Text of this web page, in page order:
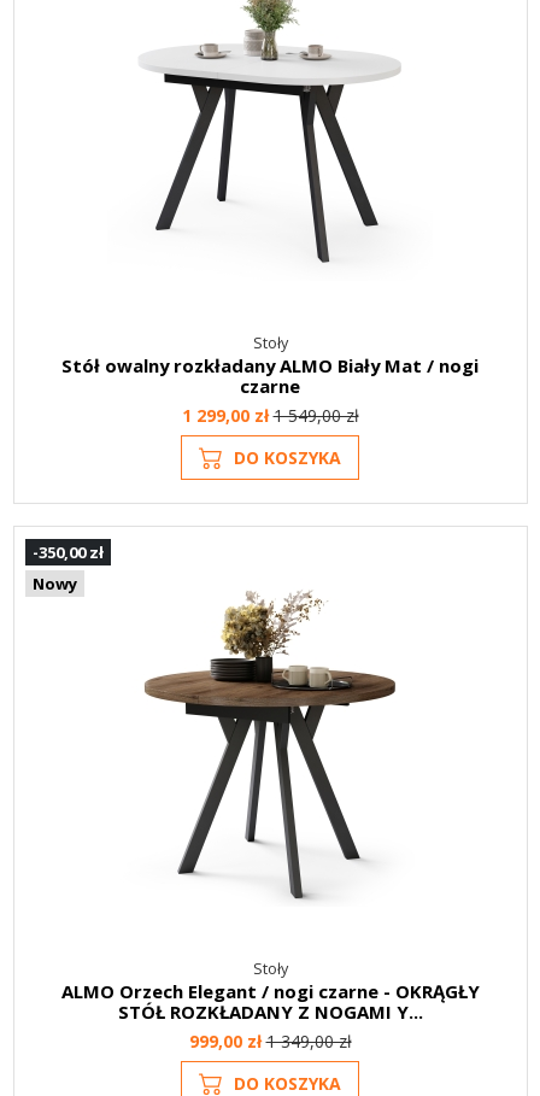
Stoły
Stół owalny rozkładany ALMO Biały Mat / nogi
czarne
1 299,00 zł1 549,00 zł
DO KOSZYKA
-350,00 zł
Nowy
Stoły
ALMO Orzech Elegant / nogi czarne - OKRĄGŁY
STÓŁ ROZKŁADANY Z NOGAMI Y...
999,00 zł1 349,00 zł
DO KOSZYKA